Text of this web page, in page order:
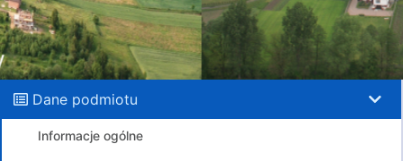
Dane podmiotu
Informacje ogólne